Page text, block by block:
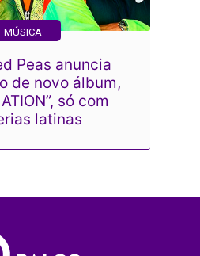
MÚSICA
Peas anuncia
de novo álbum,
só com
latinas